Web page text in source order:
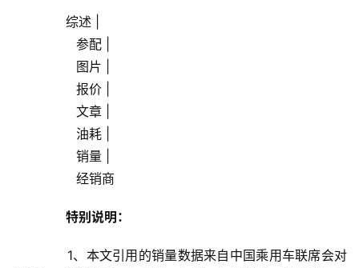
综述 |
                参配 |
                图片 |
                报价 |
                文章 |
                油耗 |
                销量 |
                经销商
特别说明：
1、本文引用的销量数据来自中国乘用车联席会对